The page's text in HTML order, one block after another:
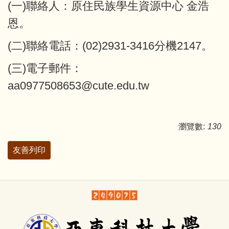
(一)聯絡人：原住民族學生資源中心 金浩
恩。
(二)聯絡電話：(02)2931-3416分機2147。
(三)電子郵件：
aa0977508653@cute.edu.tw
瀏覽數: 130
友善列印